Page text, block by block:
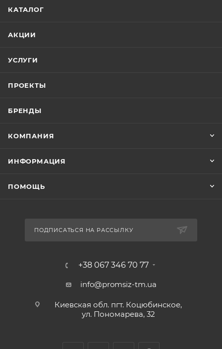
КАТАЛОГ
АКЦИИ
УСЛУГИ
ПРОЕКТЫ
БРЕНДЫ
КОМПАНИЯ
ИНФОРМАЦИЯ
ПОМОЩЬ
ПОДПИСАТЬСЯ НА РАССЫЛКУ
+38 067 346 70 77
info@promsiz-tm.ua
Киевская обл. пгт. Коцюбинское,
ул. Пономарева, 32